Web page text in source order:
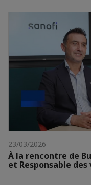
23/03/2026
À la rencontre de
et Responsable